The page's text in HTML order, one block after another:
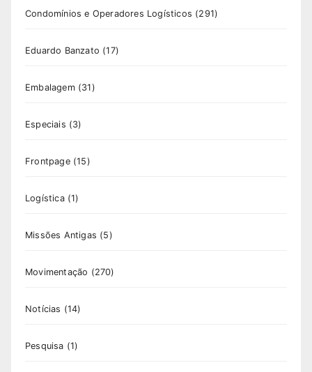
Condomínios e Operadores Logísticos (291)
Eduardo Banzato (17)
Embalagem(31)
Especiais (3)
Frontpage(15)
Logística(1)
Missões Antigas (5)
Movimentação (270)
Notícias (14)
Pesquisa (1)